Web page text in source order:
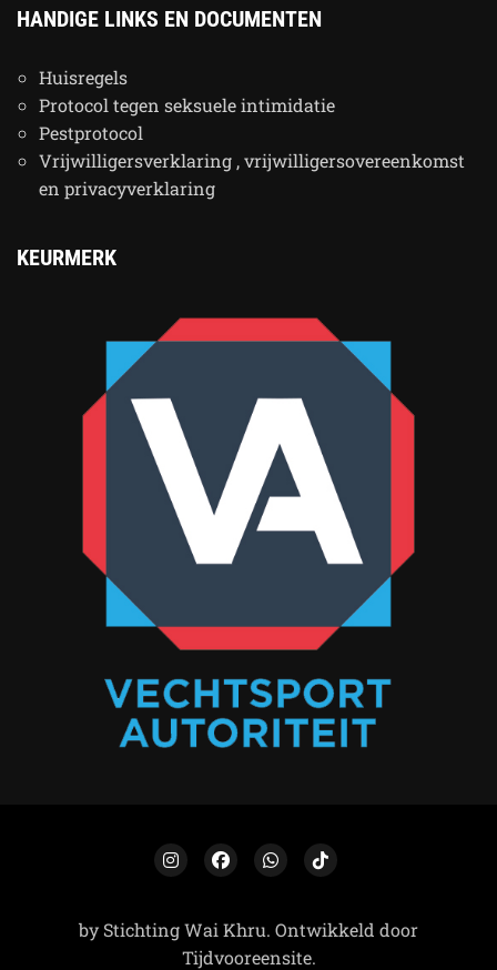
HANDIGE LINKS EN DOCUMENTEN
Huisregels
Protocol tegen seksuele intimidatie
Pestprotocol
Vrijwilligersverklaring , vrijwilligersovereenkomst
en privacyverklaring
KEURMERK
by Stichting Wai Khru. Ontwikkeld door
Tijdvooreensite.